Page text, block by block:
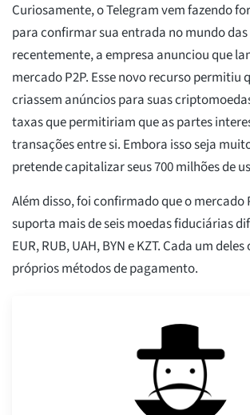
Curiosamente, o Telegram vem fazendo
para confirmar sua entrada no mundo
recentemente, a empresa anunciou que
mercado P2P. Esse novo recurso permitiu
criassem anúncios para suas
taxas que permitiriam que as partes
transações entre si. Embora isso seja
pretende capitalizar seus 700 milhões de
Além disso, foi confirmado que o
suporta mais de seis moedas fiduciárias
EUR, RUB, UAH, BYN e KZT. Cada um
próprios métodos de pagamento.